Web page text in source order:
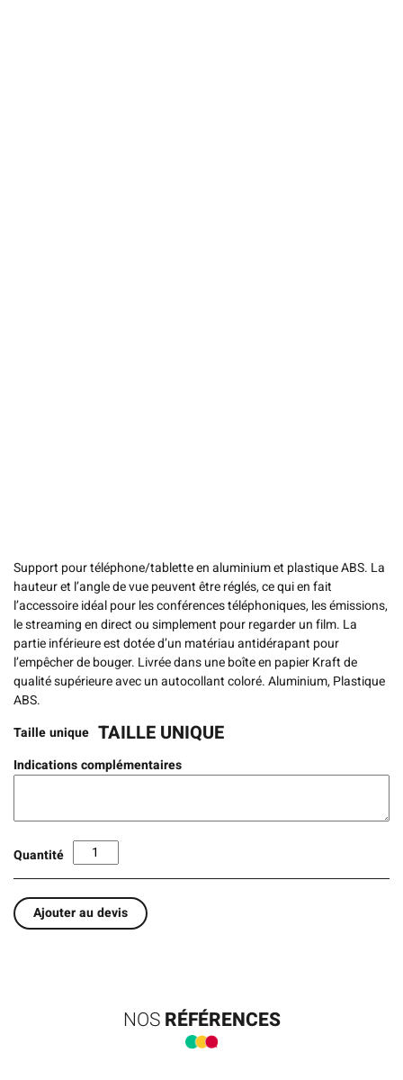
Support pour téléphone/tablette en aluminium et plastique ABS. La
hauteur et l’angle de vue peuvent être réglés, ce qui en fait
l’accessoire idéal pour les conférences téléphoniques, les émissions,
le streaming en direct ou simplement pour regarder un film. La
partie inférieure est dotée d’un matériau antidérapant pour
l’empêcher de bouger. Livrée dans une boîte en papier Kraft de
qualité supérieure avec un autocollant coloré. Aluminium, Plastique
ABS.
Taille unique TAILLE UNIQUE
Indications complémentaires
Quantité
Ajouter au devis
NOSRÉFÉRENCES